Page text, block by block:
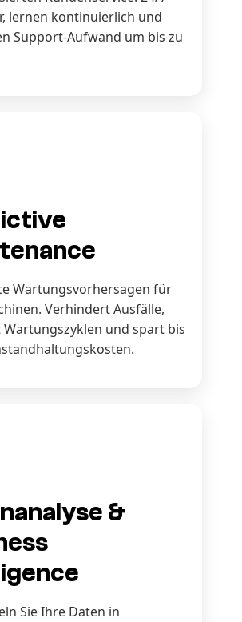
lernen kontinuierlich und
Support-Aufwand um bis zu
Wartungsvorhersagen für
Verhindert Ausfälle,
und spart bis
&
Sie Ihre Daten in